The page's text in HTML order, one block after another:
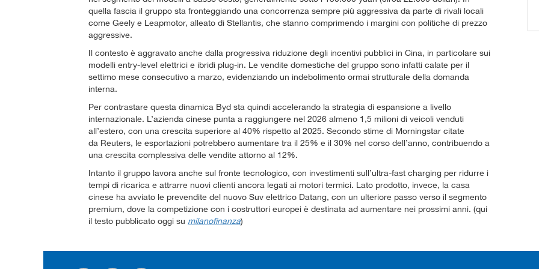
quella fascia il gruppo sta fronteggiando una concorrenza sempre più aggressiva da parte di rivali locali
come Geely e Leapmotor, alleato di Stellantis, che stanno comprimendo i margini con politiche di prezzo
aggressive.
Il contesto è aggravato anche dalla progressiva riduzione degli incentivi pubblici in Cina, in particolare sui
modelli entry-level elettrici e ibridi plug-in. Le vendite domestiche del gruppo sono infatti calate per il
settimo mese consecutivo a marzo, evidenziando un indebolimento ormai strutturale della domanda
interna.
Per contrastare questa dinamica Byd sta quindi accelerando la strategia di espansione a livello
internazionale. L’azienda cinese punta a raggiungere nel 2026 almeno 1,5 milioni di veicoli venduti
all’estero, con una crescita superiore al 40% rispetto al 2025. Secondo stime di Morningstar citate
da Reuters, le esportazioni potrebbero aumentare tra il 25% e il 30% nel corso dell’anno, contribuendo a
una crescita complessiva delle vendite attorno al 12%.
Intanto il gruppo lavora anche sul fronte tecnologico, con investimenti sull’ultra-fast charging per ridurre i
tempi di ricarica e attrarre nuovi clienti ancora legati ai motori termici. Lato prodotto, invece, la casa
cinese ha avviato le prevendite del nuovo Suv elettrico Datang, con un ulteriore passo verso il segmento
premium, dove la competizione con i costruttori europei è destinata ad aumentare nei prossimi anni. (qui
il testo pubblicato oggi su milanofinanza)